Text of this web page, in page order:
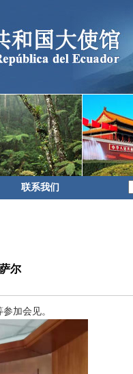
联系我们
尔
加会见。